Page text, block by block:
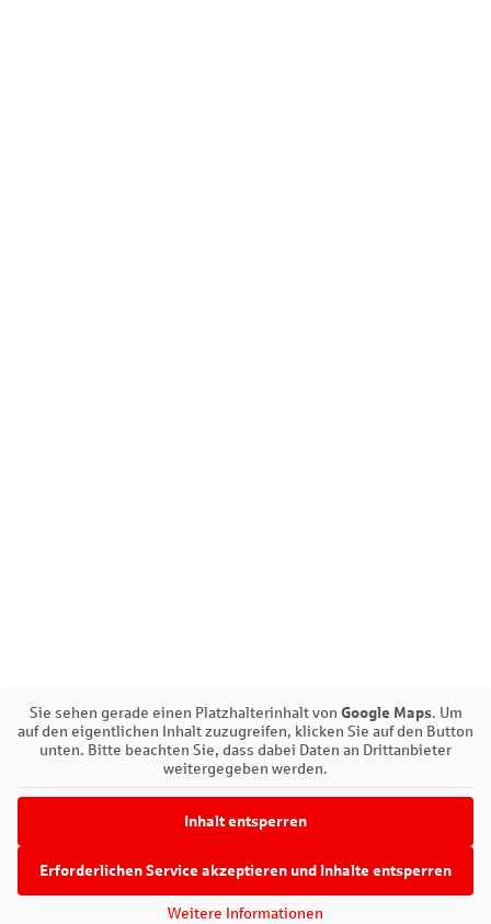
Sie sehen gerade einen Platzhalterinhalt von Google Maps. Um
auf den eigentlichen Inhalt zuzugreifen, klicken Sie auf den Button
unten. Bitte beachten Sie, dass dabei Daten an Drittanbieter
weitergegeben werden.
Inhalt entsperren
Erforderlichen Service akzeptieren und Inhalte entsperren
Weitere Informationen